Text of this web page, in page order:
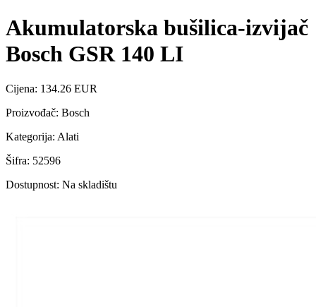
Akumulatorska bušilica-izvijač
Bosch GSR 140 LI
Cijena: 134.26 EUR
Proizvođač: Bosch
Kategorija: Alati
Šifra: 52596
Dostupnost: Na skladištu